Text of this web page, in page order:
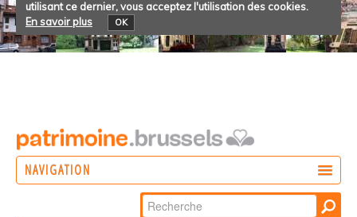
utilisant ce dernier, vous acceptez l'utilisation des cookies.
En savoir plus
OK
NAVIGATION
Chercher par